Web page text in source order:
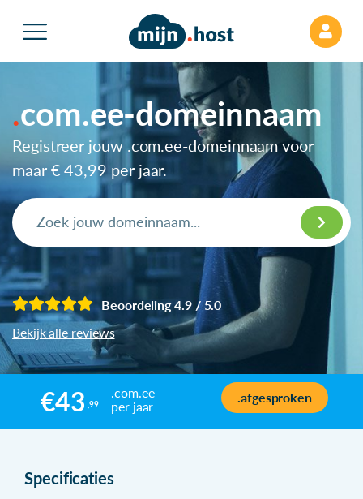
com.ee-domeinnaam
Registreer jouw .com.ee-domeinnaam voor
maar € 43,99 per jaar.
Beoordeling 4.9 / 5.0
Bekijk alle reviews
€43 ,99
.com.ee
per jaar
.afgesproken
Specificaties